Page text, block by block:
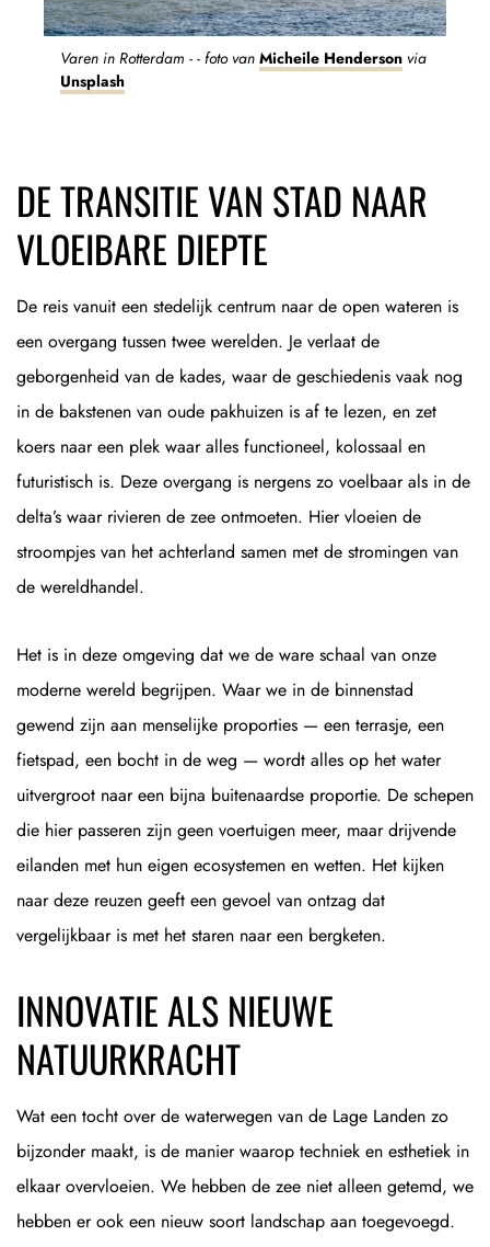
Varen in Rotterdam - - foto van Micheile Henderson via
Unsplash
DE TRANSITIE VAN STAD NAAR
VLOEIBARE DIEPTE
De reis vanuit een stedelijk centrum naar de open wateren is
een overgang tussen twee werelden. Je verlaat de
geborgenheid van de kades, waar de geschiedenis vaak nog
in de bakstenen van oude pakhuizen is af te lezen, en zet
koers naar een plek waar alles functioneel, kolossaal en
futuristisch is. Deze overgang is nergens zo voelbaar als in de
delta’s waar rivieren de zee ontmoeten. Hier vloeien de
stroompjes van het achterland samen met de stromingen van
de wereldhandel.
Het is in deze omgeving dat we de ware schaal van onze
moderne wereld begrijpen. Waar we in de binnenstad
gewend zijn aan menselijke proporties — een terrasje, een
fietspad, een bocht in de weg — wordt alles op het water
uitvergroot naar een bijna buitenaardse proportie. De schepen
die hier passeren zijn geen voertuigen meer, maar drijvende
eilanden met hun eigen ecosystemen en wetten. Het kijken
naar deze reuzen geeft een gevoel van ontzag dat
vergelijkbaar is met het staren naar een bergketen.
INNOVATIE ALS NIEUWE
NATUURKRACHT
Wat een tocht over de waterwegen van de Lage Landen zo
bijzonder maakt, is de manier waarop techniek en esthetiek in
elkaar overvloeien. We hebben de zee niet alleen getemd, we
hebben er ook een nieuw soort landschap aan toegevoegd.